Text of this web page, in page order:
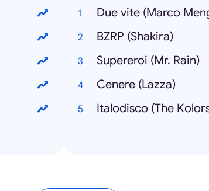
Due vite (Marco
BZRP (Shakira)
Supereroi (Mr. Rain)
Cenere (Lazza)
Italodisco (The